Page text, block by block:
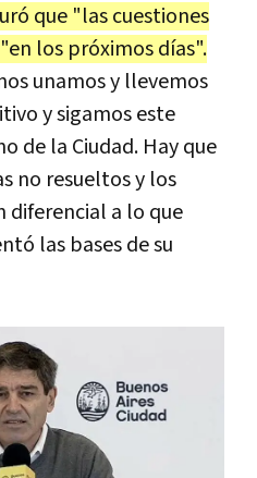
que "las cuestiones
los próximos días".
unamos y llevemos
y sigamos este
de la Ciudad. Hay que
no resueltos y los
diferencial a lo que
las bases de su